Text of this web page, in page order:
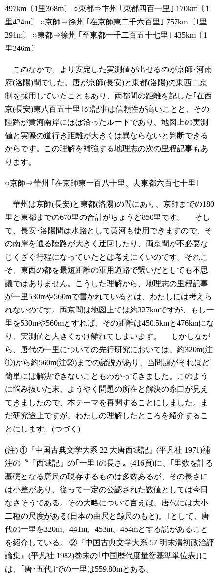
497km〔1里368m〕
○東都⇒卞州 ｢東都四百一里｣ 170km〔1
里424m〕
○京師⇒徐州 ｢在京師東二千六百里｣ 757km〔1里
291m〕
○東都⇒徐州 ｢至東都一千二百五十七里｣ 435km〔1
里346m〕
このなかで、より安定した実測値が出せるのが京師･河南
府(洛陽)間でした。唐が京師(長安)と東都(洛陽)の東西二京
制を採用していたこともあり、両都間の距離を記した｢在西
京(長安)東八百五十里｣の記事は信頼性が高いことと、その
陸路が黄河南岸にほぼ沿ったルートであり、地図上の実測
値と実際の道行き距離が大きくは異ならないと判断できる
からです。この理解を補強する地理志の次の里程記事もあ
ります。
○京師⇒華州 ｢在京師東一百八十里、去東都六百七十里｣
華州は京師(長安)と東都(洛陽)の間にあり、京師までの180
里と東都までの670里の合計がちょうど850里です。
そし
て、長安･洛陽間は水路として黄河も使用できますので、そ
の南岸を通る陸路が大きく迂回したり、両京間が不必要な
じくざぐ行程になっていたとは考えにくいのです。それこ
そ、東西の都を最短距離の軍用道路で繋いだとしても不思
議ではありません。こうした理解から、地理志の里程記事
が一里530mや560mで書かれているとは、わたしには考えら
れないのです。両京間は地図上では約327kmですが、もし一
里を530mや560mとすれば、その距離は450.5kmと476kmにな
り、実測値と大きくかけ離れてしまいます。
しかしなが
ら、唐代の一里についての先行研究においては、約320m(注
①)から約560m(注②)までの諸説があり、当問題がそれほど
簡単には解決できないこともわかってきました。このよう
に悩み抜いた末、ようやく問題の所在と解決の糸口が見え
てきましたので、本テーマを再開することにしました。ま
だ研究途上ですが、わたしの理解したところを紹介するこ
とにします。(つづく)
(注) ①『中国古典文学大系 22 大唐西域記』(平凡社 1971)補
注の〝『西域記』の｢一里｣の長さ〟(416頁)に、｢里数を計る
基礎となる唐尺の現存するものは多数あるが、その長さに
は小差があり、従って一定の公認された数値としては今日
なさそうである。その大略について言えば、唐代には大小
二種の尺度がある(日本の曲尺と鯨尺のもと)。｣として、唐
代の一里を320m、441m、453m、454mとする説があること
を紹介している。
②『中国古典文学大系 57 明末清初政治評
論集』(平凡社 1982)巻末の｢中国歴代度量衡基準単位表｣に
は、｢唐･五代｣での一里は559.80mとある。